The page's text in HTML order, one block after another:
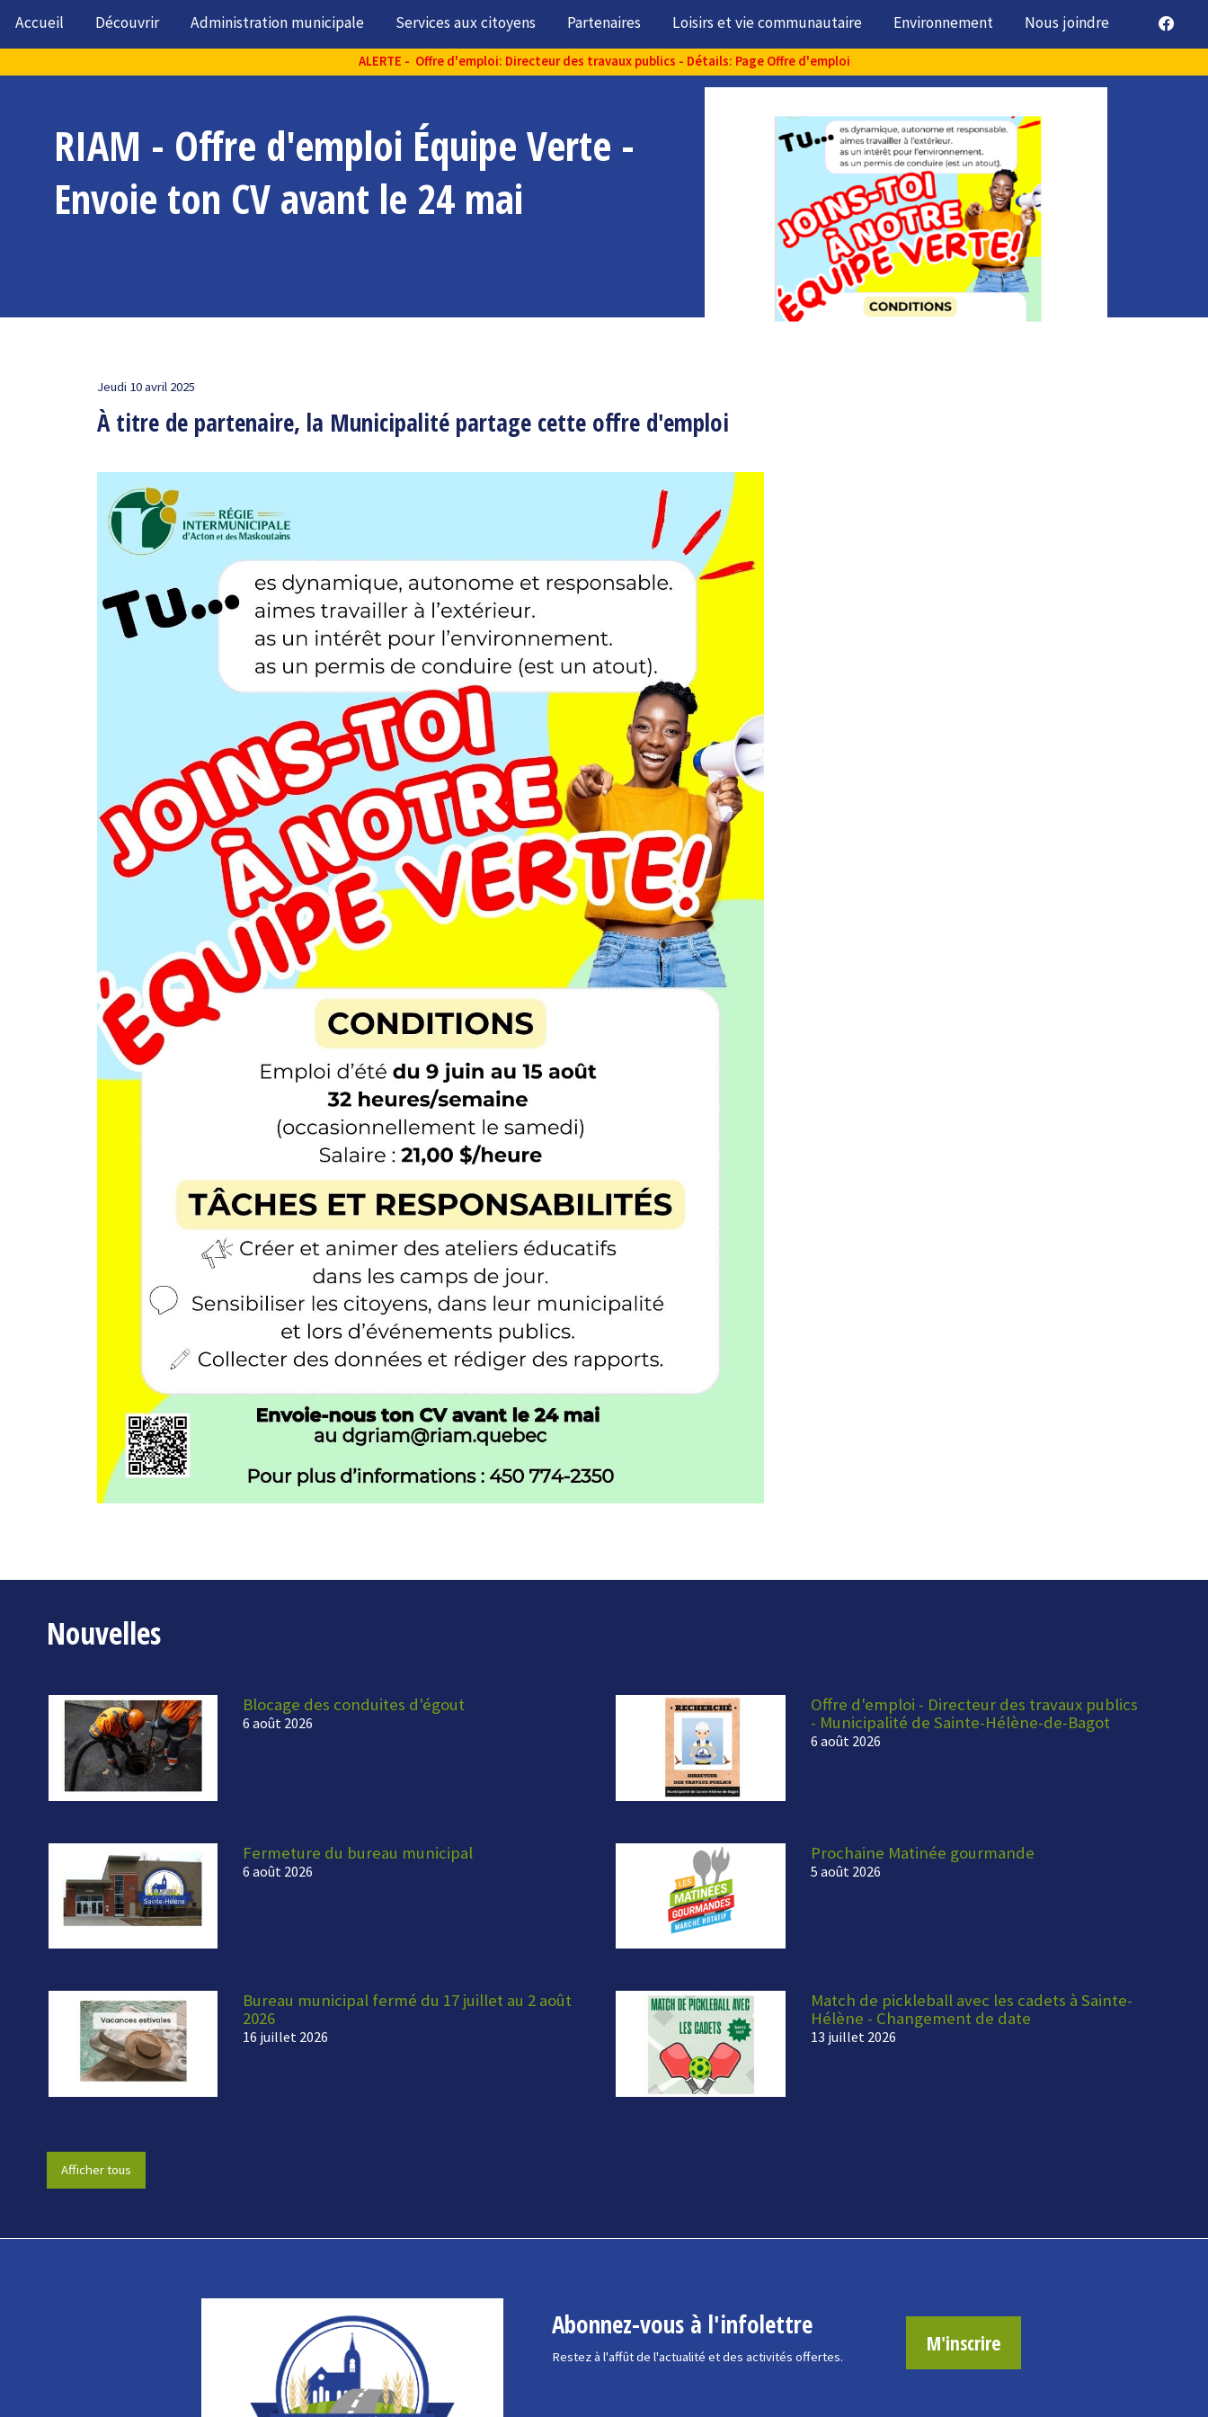
Accueil Découvrir Administration municipale Services aux citoyens Partenaires Loisirs et vie communautaire Environnement Nous joindre
ALERTE - Offre d'emploi: Directeur des travaux publics - Détails: Page Offre d'emploi
RIAM - Offre d'emploi Équipe Verte -
Envoie ton CV avant le 24 mai
Jeudi 10 avril 2025
À titre de partenaire, la Municipalité partage cette offre d'emploi
Nouvelles
Blocage des conduites d'égout
6 août 2026
Offre d'emploi - Directeur des travaux publics
- Municipalité de Sainte-Hélène-de-Bagot
6 août 2026
Fermeture du bureau municipal
6 août 2026
Prochaine Matinée gourmande
5 août 2026
Bureau municipal fermé du 17 juillet au 2 août
2026
16 juillet 2026
Match de pickleball avec les cadets à Sainte-
Hélène - Changement de date
13 juillet 2026
Afficher tous
Abonnez-vous à l'infolettre
Restez à l'affût de l'actualité et des activités offertes.
M'inscrire